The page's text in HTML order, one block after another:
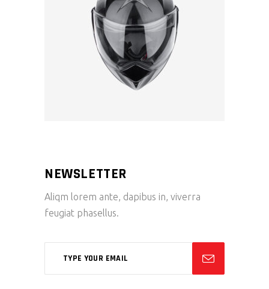
NEWSLETTER
Aliqm lorem ante, dapibus in, viverra
feugiat phasellus.